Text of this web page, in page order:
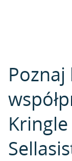
Poznaj